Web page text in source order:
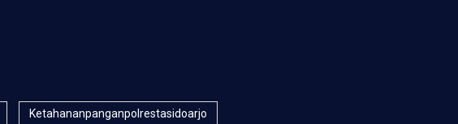
Ketahananpanganpolrestasidoarjo